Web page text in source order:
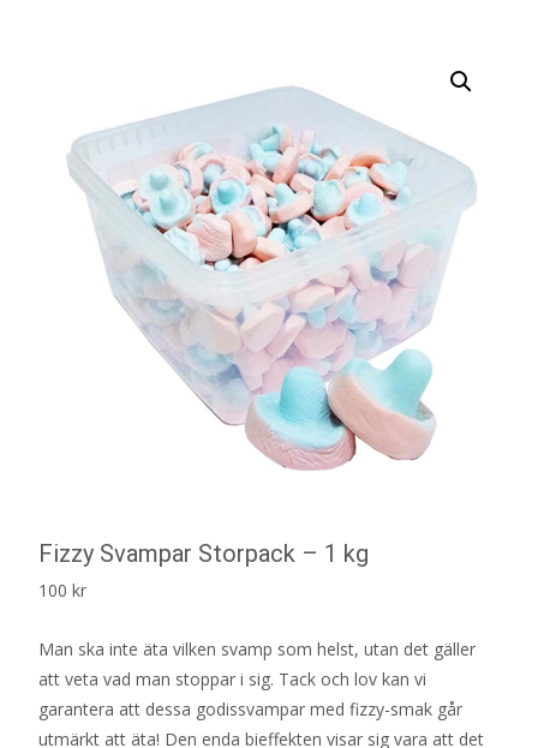
Fizzy Svampar Storpack – 1 kg
100 kr
Man ska inte äta vilken svamp som helst, utan det gäller
att veta vad man stoppar i sig. Tack och lov kan vi
garantera att dessa godissvampar med fizzy-smak går
utmärkt att äta! Den enda bieffekten visar sig vara att det